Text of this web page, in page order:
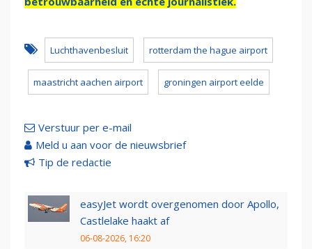
Luchthavenbesluit rotterdam the hague airport
maastricht aachen airport groningen airport eelde
Verstuur per e-mail
Meld u aan voor de nieuwsbrief
Tip de redactie
easyJet wordt overgenomen door Apollo,
Castlelake haakt af
06-08-2026, 16:20